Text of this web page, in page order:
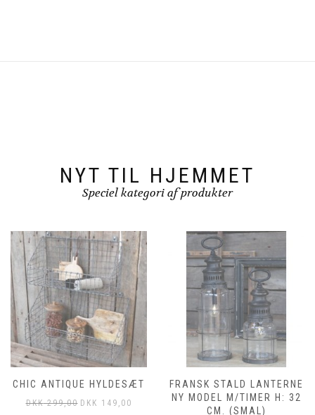
NYT TIL HJEMMET
Speciel kategori af produkter
CHIC ANTIQUE HYLDESÆT
DKK299,00 DKK 149,00
FRANSK STALD LANTERNE
NY MODEL M/TIMER H: 32
CM. (SMAL)